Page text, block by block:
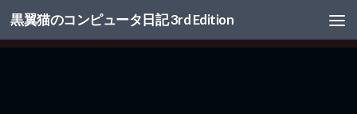
コンテンツへスキップ
黒翼猫のコンピュータ日記 3rd Edition